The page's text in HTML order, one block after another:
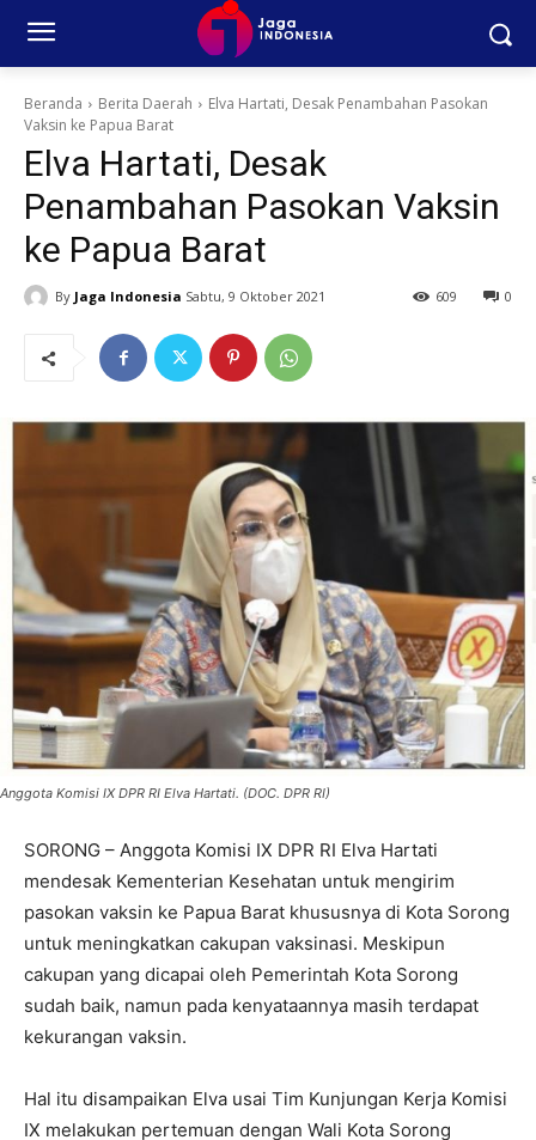
Beranda Berita Daerah
Elva Hartati, Desak Penambahan Pasokan
Vaksin ke Papua Barat
Elva Hartati, Desak
Penambahan Pasokan Vaksin
ke Papua Barat
By Jaga Indonesia Sabtu, 9 Oktober 2021 0
609
Anggota Komisi IX DPR RI Elva Hartati. (DOC. DPR RI)
SORONG – Anggota Komisi IX DPR RI Elva Hartati
mendesak Kementerian Kesehatan untuk mengirim
pasokan vaksin ke Papua Barat khususnya di Kota Sorong
untuk meningkatkan cakupan vaksinasi. Meskipun
cakupan yang dicapai oleh Pemerintah Kota Sorong
sudah baik, namun pada kenyataannya masih terdapat
kekurangan vaksin.
Hal itu disampaikan Elva usai Tim Kunjungan Kerja Komisi
IX melakukan pertemuan dengan Wali Kota Sorong